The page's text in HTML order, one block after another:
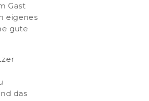
Gast
eigenes
gute
das